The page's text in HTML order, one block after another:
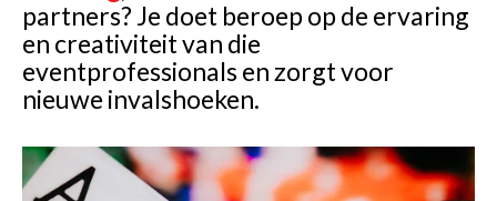
partners? Je doet beroep op de ervaring
en creativiteit van die
eventprofessionals en zorgt voor
nieuwe invalshoeken.